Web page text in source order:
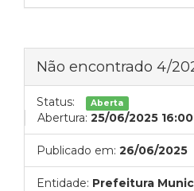
Não encontrado 4/
Status: Aberta
Abertura: 25/06/2025 16:00
Publicado em: 26/06/2025
Entidade: Prefeitura